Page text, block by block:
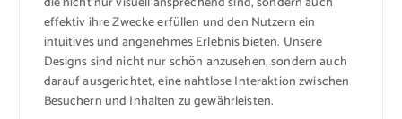
effektiv ihre Zwecke erfüllen und den Nutzern ein
intuitives und angenehmes Erlebnis bieten. Unsere
Designs sind nicht nur schön anzusehen, sondern auch
darauf ausgerichtet, eine nahtlose Interaktion zwischen
Besuchern und Inhalten zu gewährleisten.